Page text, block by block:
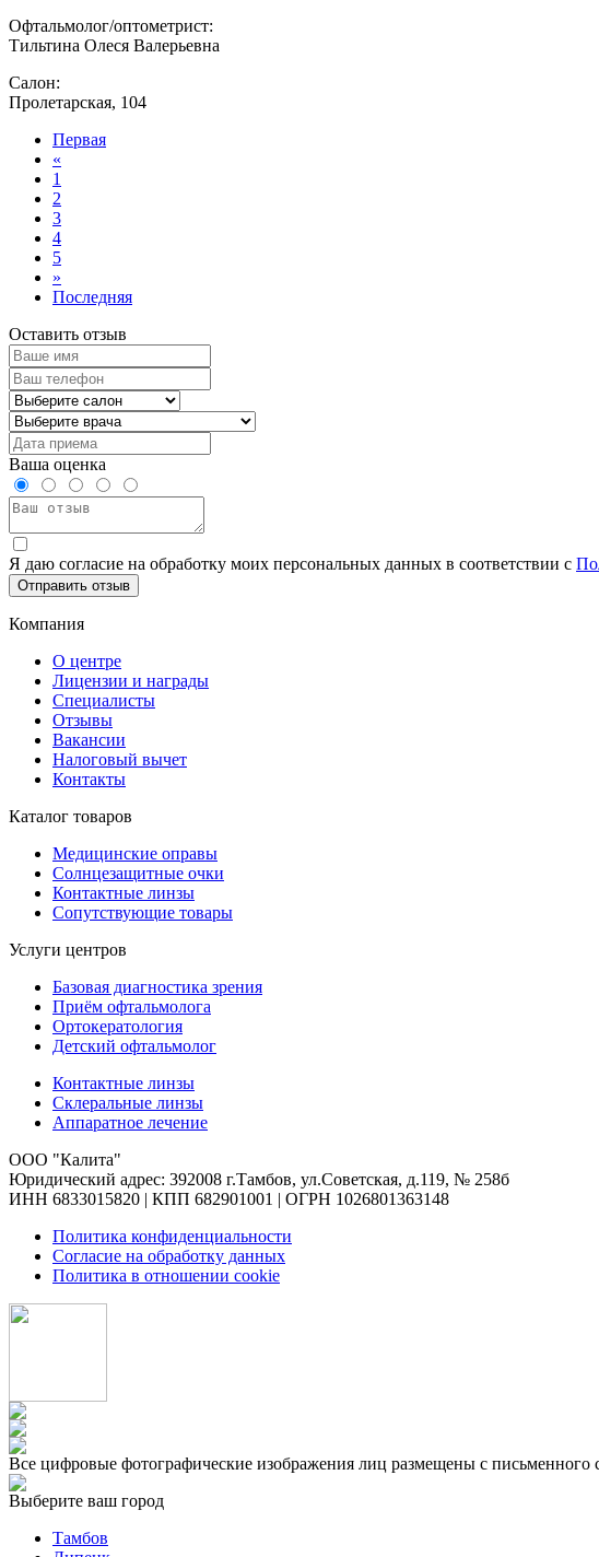
Офтальмолог/оптометрист:
Тильтина Олеся Валерьевна
Салон:
Пролетарская, 104
Первая
«
1
2
3
4
5
»
Последняя
Оставить отзыв
Ваша оценка
Я даю согласие на обработку моих персональных данных в соответствии c
Отправить отзыв
Компания
О центре
Лицензии и награды
Специалисты
Отзывы
Вакансии
Налоговый вычет
Контакты
Каталог товаров
Медицинские оправы
Солнцезащитные очки
Контактные линзы
Сопутствующие товары
Услуги центров
Базовая диагностика зрения
Приём офтальмолога
Ортокератология
Детский офтальмолог
Контактные линзы
Склеральные линзы
Аппаратное лечение
ООО "Калита"
Юридический адрес: 392008 г.Тамбов, ул.Советская, д.119, № 258б
ИНН 6833015820 | КПП 682901001 | ОГРН 1026801363148
Политика конфиденциальности
Согласие на обработку данных
Политика в отношении cookie
Все цифровые фотографические изображения лиц размещены с
Выберите ваш город
Тамбов